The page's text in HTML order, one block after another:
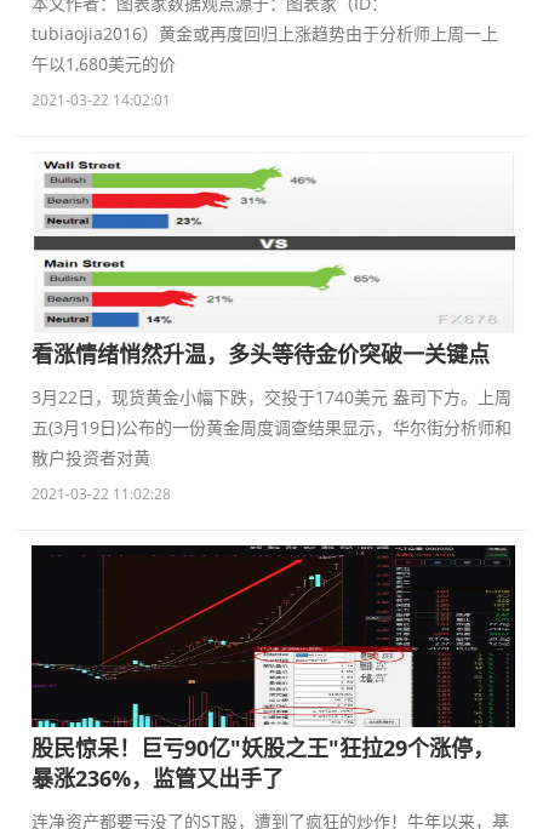
tubiaojia2016）黄金或再度回归上涨趋势由于分析师上周一上
午以1,680美元的价
2021-03-22 14:02:01
看涨情绪悄然升温，多头等待金价突破一关键点
3月22日，现货黄金小幅下跌，交投于1740美元 盎司下方。上周
五(3月19日)公布的一份黄金周度调查结果显示，华尔街分析师和
散户投资者对黄
2021-03-22 11:02:28
股民惊呆！巨亏90亿"妖股之王"狂拉29个涨停，
暴涨236%，监管又出手了
连净资产都要亏没了的ST股，遭到了疯狂的炒作！牛年以来，基